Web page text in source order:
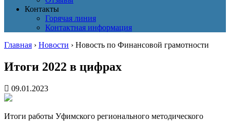
Контакты
Горячая линия
Контактная информация
Главная › Новости › Новость по Финансовой грамотности
Итоги 2022 в цифрах
09.01.2023
Итоги работы Уфимского регионального методического